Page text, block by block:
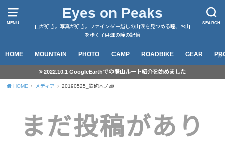
MENU SEARCH
Eyes on Peaks
山が好き。写真が好き。ファインダー越しの山渓を見つめる瞳、お山
を歩く子供達の瞳の記憶
HOME MOUNTAIN PHOTO CAMP ROADBIKE GEAR
2022.10.1 GoogleEarthでの登山ルート紹介を始めました
HOME メディア 20190525_鉄砲木ノ頭
まだ投稿があり